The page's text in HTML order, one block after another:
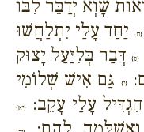
שָׁוְא יְדַבֵּר לִבּוֹ
{ח} יַחַד עָלַי יִתְלַחֲשׁוּ
{ט}דְּבַר בְּלִיַּעַל יָצוּק
{י}
גַּם אִישׁ שְׁלוֹמִי
עָלַי עָקֵב:
{יא}